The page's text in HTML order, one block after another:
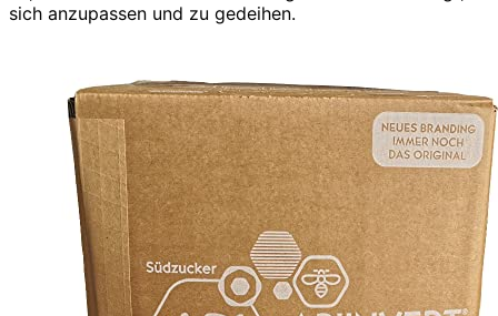
sich anzupassen und zu gedeihen.